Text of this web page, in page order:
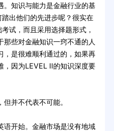
。知识与能力是金融行业的基
出他们的先进步呢？很实在
试，而且采用选择题形式，
些对金融知识一窍不通的人
，是很难顺利通过的，如果再
，因为LEVEL II的知识深度要
并不代表不可能。
开始。金融市场是没有地域